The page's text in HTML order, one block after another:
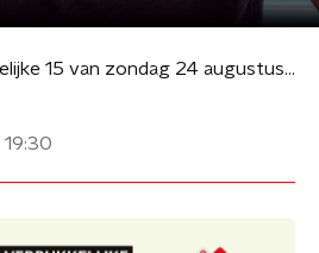
De Verrukkelijke 15 van zondag 24 augustus 2025
19:30